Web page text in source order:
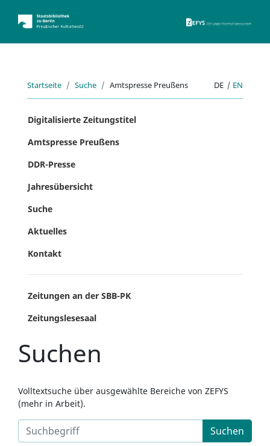
Startseite Suche Amtspresse Preußens DE | EN
Digitalisierte Zeitungstitel
Amtspresse Preußens
DDR-Presse
Jahresübersicht
Suche
Aktuelles
Kontakt
Zeitungen an der SBB-PK
Zeitungslesesaal
Suchen
Volltextsuche über ausgewählte Bereiche von ZEFYS
(mehr in Arbeit).
Suchen